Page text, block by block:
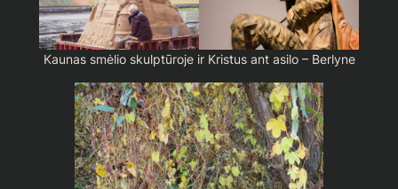
Kaunas smėlio skulptūroje ir Kristus ant asilo – Berlyne